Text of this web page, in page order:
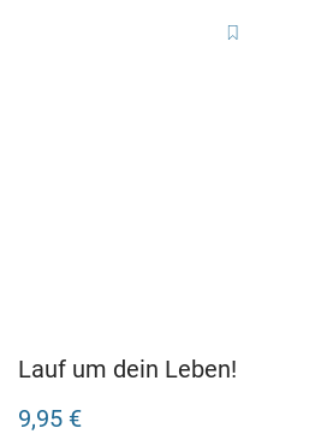
Lauf um dein Leben!
9,95 €